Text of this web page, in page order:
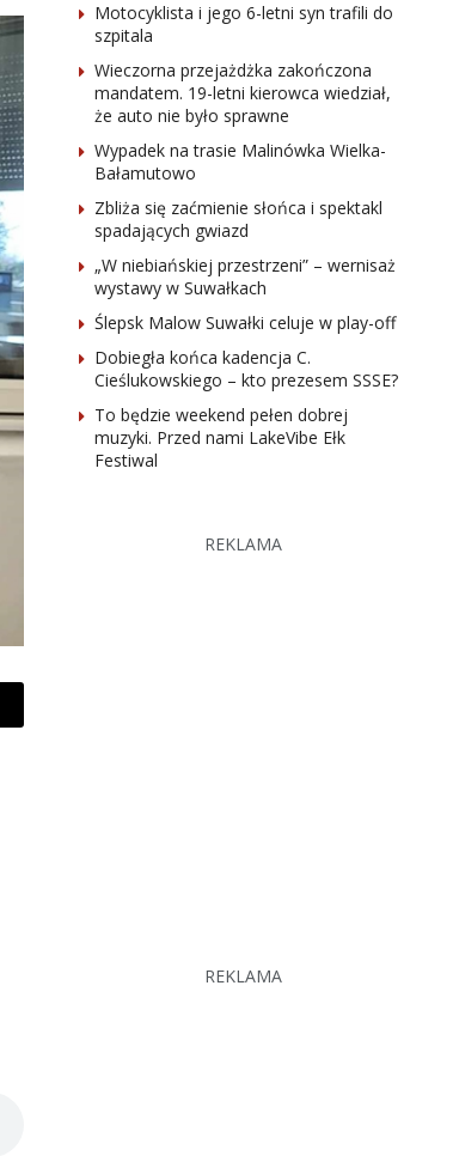
Motocyklista i jego 6-letni syn trafili do
szpitala
Wieczorna przejażdżka zakończona
mandatem. 19-letni kierowca wiedział,
że auto nie było sprawne
Wypadek na trasie Malinówka Wielka-
Bałamutowo
Zbliża się zaćmienie słońca i spektakl
spadających gwiazd
„W niebiańskiej przestrzeni” – wernisaż
wystawy w Suwałkach
Ślepsk Malow Suwałki celuje w play-off
Dobiegła końca kadencja C.
Cieślukowskiego – kto prezesem SSSE?
To będzie weekend pełen dobrej
muzyki. Przed nami LakeVibe Ełk
Festiwal
REKLAMA
REKLAMA